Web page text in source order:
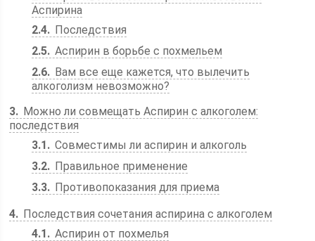
Аспирина
2.4
Последствия
2.5 Аспирин в борьбе с похмельем
2.6
Вам все еще кажется, что вылечить
алкоголизм невозможно?
3
Можно ли совмещать Аспирин с алкоголем:
последствия
3.1
Совместимы ли аспирин и алкоголь
3.2
Правильное применение
3.3
Противопоказания для приема
4
Последствия сочетания аспирина с алкоголем
4.1
Аспирин от похмелья